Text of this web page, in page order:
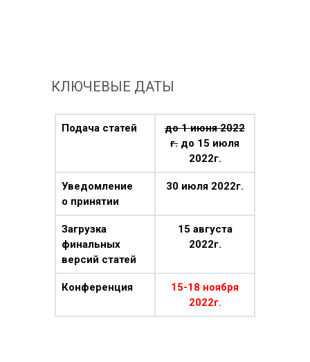
КЛЮЧЕВЫЕ ДАТЫ
Подача статей
до 1 июня 2022
г. до 15 июля
2022г.
Уведомление
о принятии
30 июля 2022г.
Загрузка
финальных
версий статей
15 августа
2022г.
Конференция
15-18 ноября
2022г.